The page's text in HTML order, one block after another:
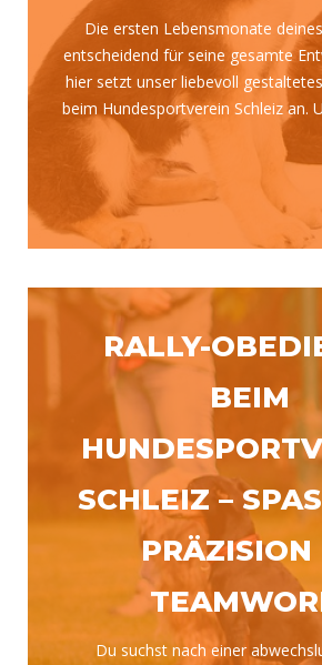
Die ersten Lebensmonate
entscheidend für seine gesamte
hier setzt unser liebevoll
beim Hundesportverein Schleiz an.
RALLY-
BEIM
SCHLEIZ –
RÄZISION
Du suchst nach einer